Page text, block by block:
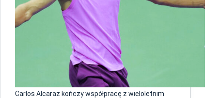
Carlos Alcaraz kończy współpracę z wieloletnim